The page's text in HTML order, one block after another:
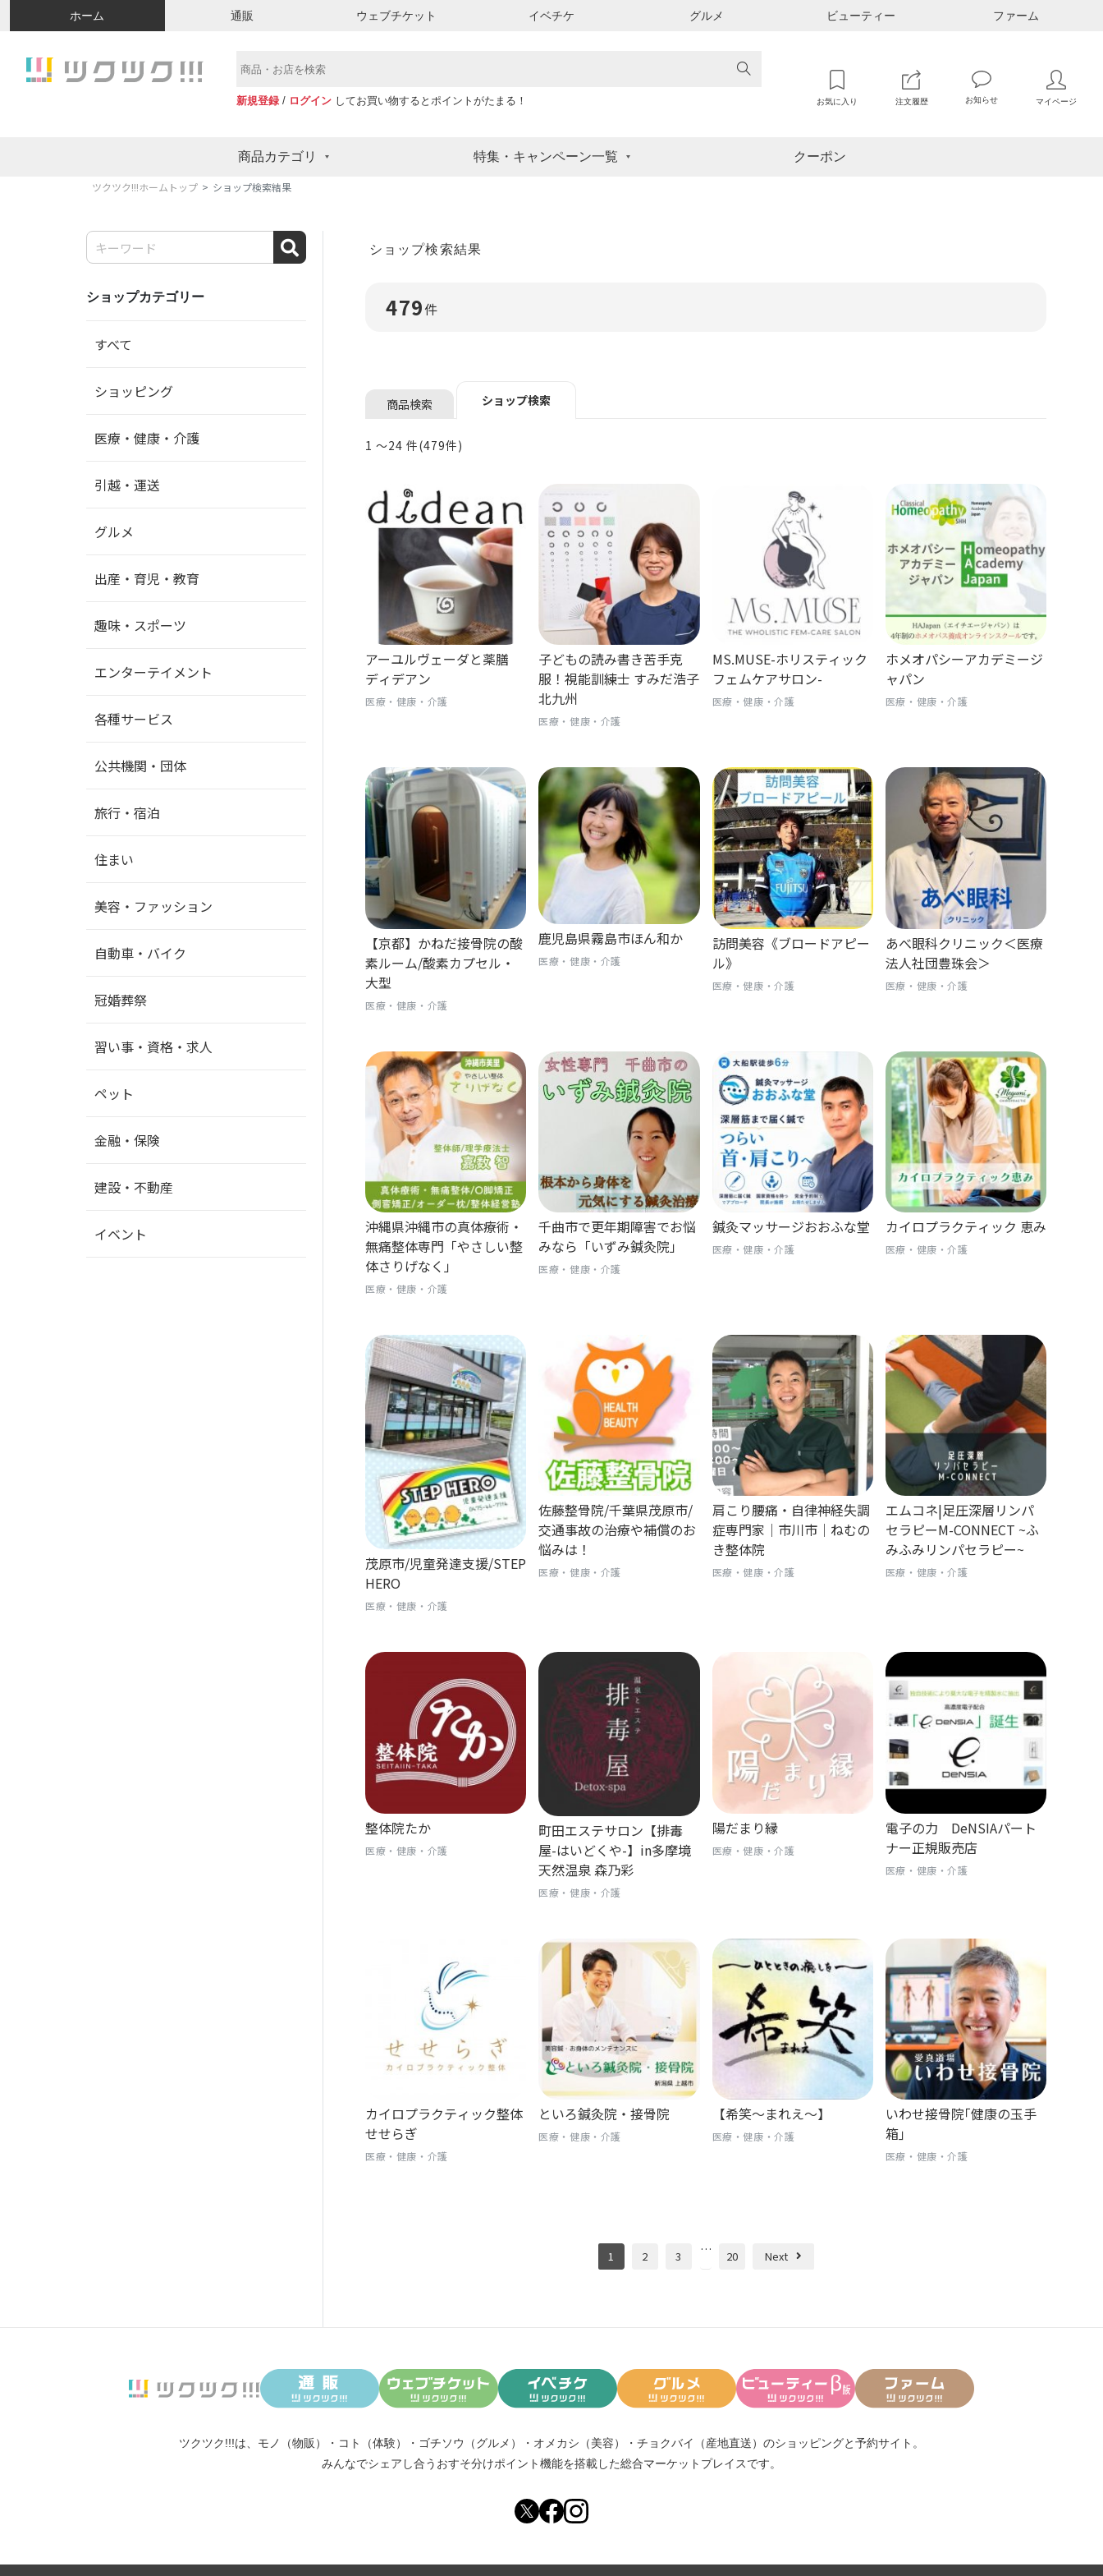
ホーム 通販 ウェブチケット イベチケ グルメ ビューティー ファーム

新規登録 / ログイン してお買い物するとポイントがたまる！ お気に入り 注文履歴 お知らせ マイページ
商品カテゴリ 特集・キャンペーン一覧 クーポン
ツクツク!!!ホームトップ ショップ検索結果
ショップカテゴリー
すべて
ショッピング
医療・健康・介護
引越・運送
グルメ
出産・育児・教育
趣味・スポーツ
エンターテイメント
各種サービス
公共機関・団体
旅行・宿泊
住まい
美容・ファッション
自動車・バイク
冠婚葬祭
習い事・資格・求人
ペット
金融・保険
建設・不動産
イベント
ショップ検索結果
479件
商品検索 ショップ検索
1 〜24 件(479件)
アーユルヴェーダと薬膳
ディデアン
医療・健康・介護
子どもの読み書き苦手克
服！視能訓練士 すみだ浩子
北九州
医療・健康・介護
MS.MUSE-ホリスティック
フェムケアサロン-
医療・健康・介護
ホメオパシーアカデミージ
ャパン
医療・健康・介護
【京都】かねだ接骨院の酸
素ルーム/酸素カプセル・
大型
医療・健康・介護
鹿児島県霧島市ほん和か
医療・健康・介護
訪問美容《ブロードアピー
ル》
医療・健康・介護
あべ眼科クリニック＜医療
法人社団豊珠会＞
医療・健康・介護
沖縄県沖縄市の真体療術・
無痛整体専門「やさしい整
体さりげなく」
医療・健康・介護
千曲市で更年期障害でお悩
みなら「いずみ鍼灸院」
医療・健康・介護
鍼灸マッサージおおふな堂
医療・健康・介護
カイロプラクティック 恵み
医療・健康・介護
茂原市/児童発達支援/STEP
HERO
医療・健康・介護
佐藤整骨院/千葉県茂原市/
交通事故の治療や補償のお
悩みは！
医療・健康・介護
肩こり腰痛・自律神経失調
症専門家｜市川市｜ねむの
き整体院
医療・健康・介護
エムコネ|足圧深層リンパ
セラピーM-CONNECT ~ふ
みふみリンパセラピー~
医療・健康・介護
整体院たか
医療・健康・介護
町田エステサロン【排毒
屋-はいどくや-】in多摩境
天然温泉 森乃彩
医療・健康・介護
陽だまり縁
医療・健康・介護
電子の力 DeNSIAパート
ナー正規販売店
医療・健康・介護
カイロプラクティック整体
せせらぎ
医療・健康・介護
といろ鍼灸院・接骨院
医療・健康・介護
【希笑〜まれえ〜】
医療・健康・介護
いわせ接骨院｢健康の玉手
箱｣
医療・健康・介護
1 2 3 … 20 Next
ツクツク!!!は、 モノ（物販） ・ コト（体験） ・ ゴチソウ（グルメ） ・ オメカシ（美容） ・ チョクバイ（産地直送） のショッピングと予約サイト。
みんなでシェアし合う おすそ分けポイント機能を搭載した総合マーケットプレイスです。